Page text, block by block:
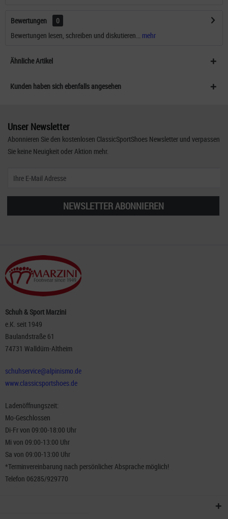
Bewertungen
0
Bewertungen lesen, schreiben und diskutieren...
mehr
Ähnliche Artikel
Kunden haben sich ebenfalls angesehen
Unser Newsletter
Abonnieren Sie den kostenlosen ClassicSportShoes Newsletter und verpassen
Sie keine Neuigkeit oder Aktion mehr.
NEWSLETTER ABONNIEREN
Schuh & Sport Marzini
e.K. seit 1949
Baulandstraße 61
74731 Walldürn-Altheim
schuhservice@alpinismo.de
www.classicsportshoes.de
Ladenöffnungszeit:
Mo-Geschlossen
Di-Fr von 09:00-18:00 Uhr
Mi von 09:00-13:00 Uhr
Sa von 09:00-13:00 Uhr
*Terminvereinbarung nach persönlicher Absprache möglich!
Telefon 06285/929770